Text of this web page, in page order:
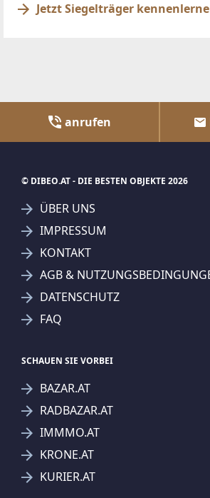
Jetzt Siegelträger
anrufen
© DIBEO.AT - DIE BESTEN OBJEKTE 2026
ÜBER UNS
IMPRESSUM
KONTAKT
AGB &
DATENSCHUTZ
FAQ
SCHAUEN SIE VORBEI
BAZAR.AT
RADBAZAR.AT
IMMMO.AT
KRONE.AT
KURIER.AT